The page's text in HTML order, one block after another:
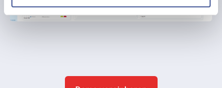
2. Risiken bewerten und geeignete Maßnahmen
3. Vorfälle und Datenschutzanfragen